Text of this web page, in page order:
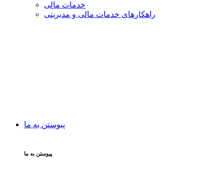
خدمات مالی
راهکارهای خدمات مالی و مدیریتی
پیوستن به ما
پیوستن به ما